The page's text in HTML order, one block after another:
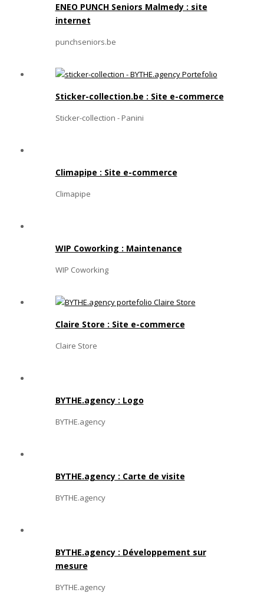
ENEO PUNCH Seniors Malmedy : site
internet
punchseniors.be
Sticker-collection.be : Site e-commerce
Sticker-collection - Panini
Climapipe : Site e-commerce
Climapipe
WIP Coworking : Maintenance
WIP Coworking
Claire Store : Site e-commerce
Claire Store
BYTHE.agency : Logo
BYTHE.agency
BYTHE.agency : Carte de visite
BYTHE.agency
BYTHE.agency : Développement sur
mesure
BYTHE.agency